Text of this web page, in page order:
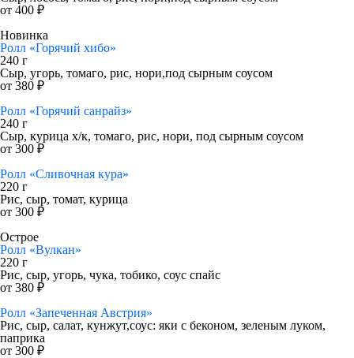
от 400 ₽
Новинка
Ролл «Горячий хибо»
240 г
Сыр, угорь, томаго, рис, нори,под сырным соусом
от 380 ₽
Ролл «Горячий санрайз»
240 г
Сыр, курица х/к, томаго, рис, нори, под сырным соусом
от 300 ₽
Ролл «Сливочная кура»
220 г
Рис, сыр, томат, курица
от 300 ₽
Острое
Ролл «Вулкан»
220 г
Рис, сыр, угорь, чука, тобико, соус спайс
от 380 ₽
Ролл «Запеченная Австрия»
Рис, сыр, салат, кунжут,соус: яки с беконом, зеленым луком,
паприка
от 300 ₽